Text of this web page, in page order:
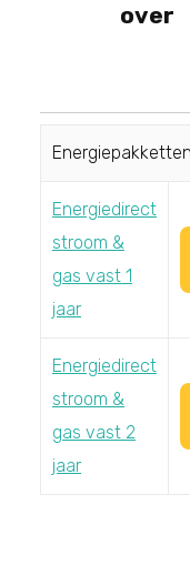
over
Energiepakketten
Energiedirect
stroom &
gas vast 1
jaar
Energiedirect
stroom &
gas vast 2
jaar